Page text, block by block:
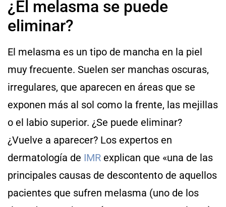
¿El melasma se puede
eliminar?
El melasma es un tipo de mancha en la piel
muy frecuente. Suelen ser manchas oscuras,
irregulares, que aparecen en áreas que se
exponen más al sol como la frente, las mejillas
o el labio superior. ¿Se puede eliminar?
¿Vuelve a aparecer? Los expertos en
dermatología de IMR explican que «una de las
principales causas de descontento de aquellos
pacientes que sufren melasma (uno de los